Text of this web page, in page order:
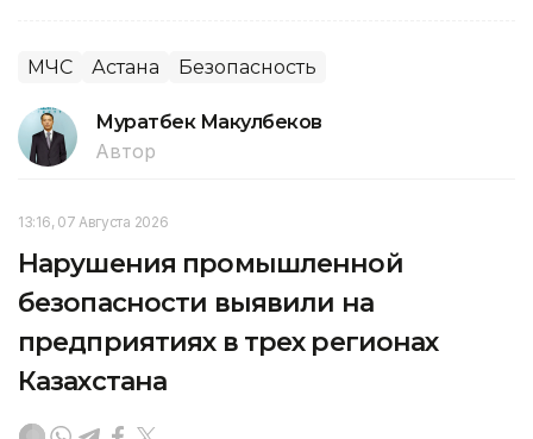
МЧС Астана Безопасность
Муратбек Макулбеков
Автор
13:16, 07 Августа 2026
Нарушения промышленной
безопасности выявили на
предприятиях в трех регионах
Казахстана